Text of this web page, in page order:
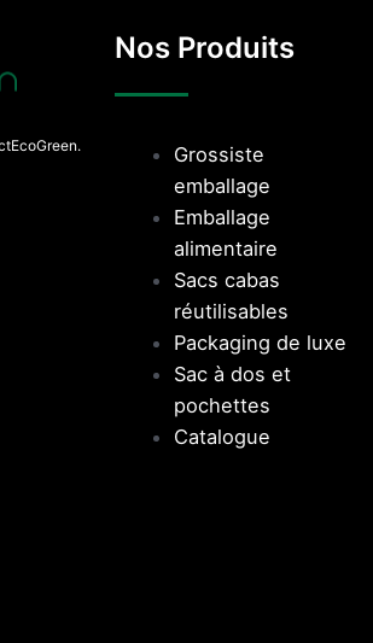
Nos Produits
Grossiste
emballage
Emballage
alimentaire
Sacs cabas
réutilisables
Packaging de luxe
Sac à dos et
pochettes
Catalogue